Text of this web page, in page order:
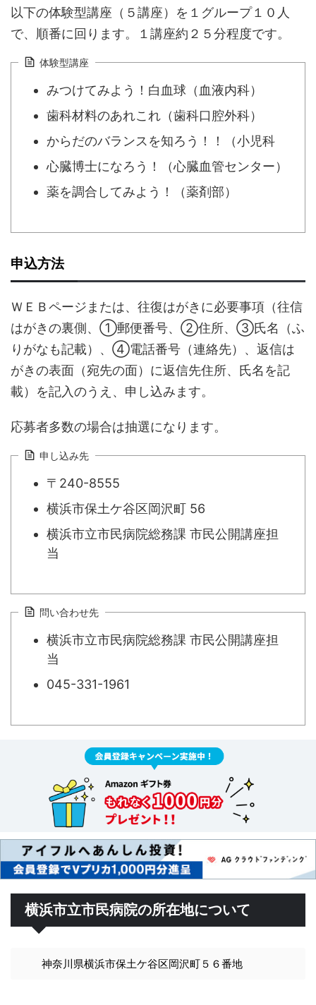
以下の体験型講座（５講座）を１グループ１０人
で、順番に回ります。１講座約２５分程度です。
体験型講座
みつけてみよう！白血球（血液内科）
歯科材料のあれこれ（歯科口腔外科）
からだのバランスを知ろう！！（小児科
心臓博士になろう！（心臓血管センター）
薬を調合してみよう！（薬剤部）
申込方法
ＷＥＢページまたは、往復はがきに必要事項（往信
はがきの裏側、①郵便番号、②住所、③氏名（ふ
りがなも記載）、④電話番号（連絡先）、返信は
がきの表面（宛先の面）に返信先住所、氏名を記
載）を記入のうえ、申し込みます。
応募者多数の場合は抽選になります。
申し込み先
〒240-8555
横浜市保土ケ谷区岡沢町 56
横浜市立市民病院総務課 市民公開講座担
当
問い合わせ先
横浜市立市民病院総務課 市民公開講座担
当
045-331-1961
横浜市立市民病院の所在地について
神奈川県横浜市保土ケ谷区岡沢町５６番地